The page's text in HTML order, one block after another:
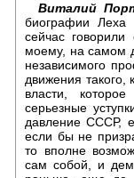
Виталий
биографии
сейчас
моему, на самом
независимого
движения такого,
власти,
серьезные
давление СССР,
если бы не
то вполне
сам собой, и